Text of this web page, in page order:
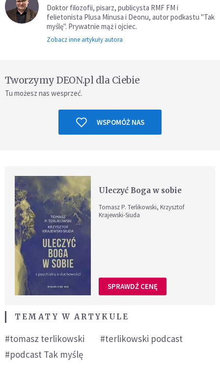
Doktor filozofii, pisarz, publicysta RMF FM i
felietonista Plusa Minusa i Deonu, autor podkastu "Tak
myślę". Prywatnie mąż i ojciec.
Zobacz inne artykuły autora
Tworzymy DEON.pl dla Ciebie
Tu możesz nas wesprzeć.
WSPOMÓŻ NAS
Uleczyć Boga w sobie
Tomasz P. Terlikowski, Krzysztof
Krajewski-Siuda
SPRAWDŹ CENĘ
TEMATY W ARTYKULE
#tomasz terlikowski
#terlikowski podcast
#podcast Tak myślę